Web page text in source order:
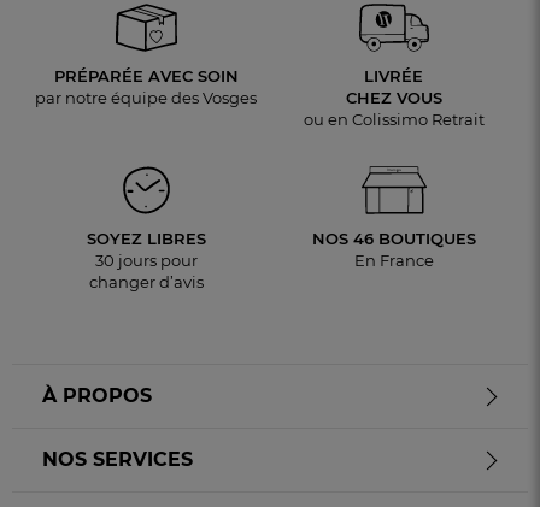
PRÉPARÉE AVEC SOIN
par notre équipe des Vosges
LIVRÉE
CHEZ VOUS
ou en Colissimo Retrait
SOYEZ LIBRES
30 jours pour
changer d’avis
NOS 46 BOUTIQUES
En France
À PROPOS
NOS SERVICES